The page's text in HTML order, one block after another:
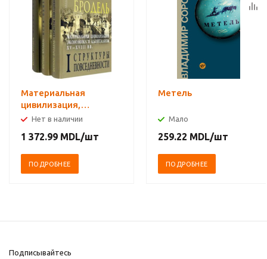
Материальная
цивилизация,
экономика и
вв. Комплект в 3-х
томах
Нет в наличии
1 372.99 MDL/шт
ПОДРОБНЕЕ
Метель
Мало
259.22 MDL/шт
ПОДРОБНЕЕ
Подписывайтесь